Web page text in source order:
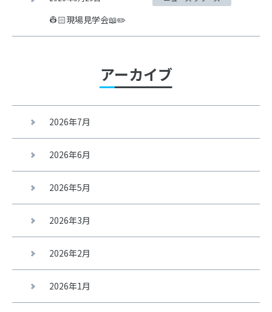
👷🏻現場見学会📖✏️
アーカイブ
2026年7月
2026年6月
2026年5月
2026年3月
2026年2月
2026年1月